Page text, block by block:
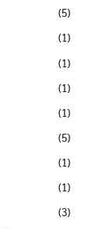
(5)
(1)
(1)
(1)
(1)
(5)
(1)
(1)
(3)